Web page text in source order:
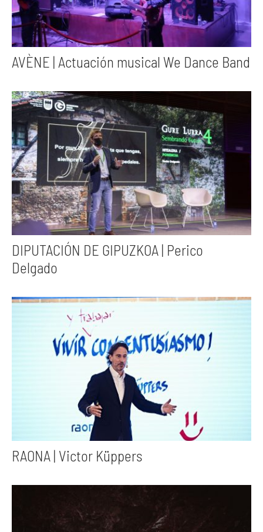
AVÈNE | Actuación musical We Dance Band
DIPUTACIÓN DE GIPUZKOA | Perico
Delgado
RAONA | Victor Küppers